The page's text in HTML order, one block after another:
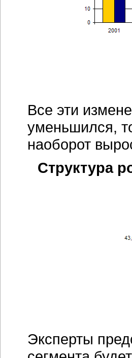
Все эти
уменьшился,
наоборот
Структура
Эксперты